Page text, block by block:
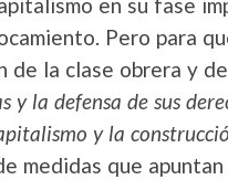
Pero para
de la clase obrera y
y la defensa de sus
y la
medidas que